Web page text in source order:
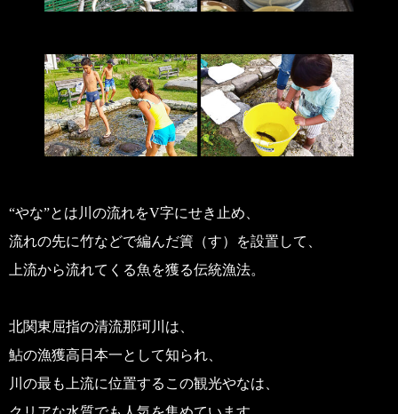
“やな”とは川の流れをV字にせき止め、
流れの先に竹などで編んだ簀（す）を設置して、
上流から流れてくる魚を獲る伝統漁法。
北関東屈指の清流那珂川は、
鮎の漁獲高日本一として知られ、
川の最も上流に位置するこの観光やなは、